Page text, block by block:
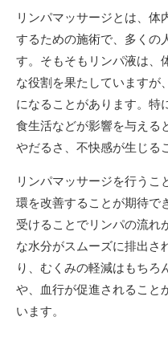
リンパマッサージとは、体
するための施術で、多くの
す。そもそもリンパ液は、
な役割を果たしていますが
になることがあります。特
食生活などが影響を与える
やだるさ、不快感が生じる
リンパマッサージを行うこ
環を改善することが期待で
受けることでリンパの流れ
な水分がスムーズに排出さ
り、むくみの軽減はもちろ
や、血行が促進されること
います。